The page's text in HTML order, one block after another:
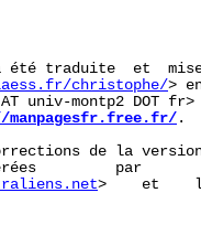
été traduite  et
christophe/>
univ-montp2 DOT
.
de la
par
>    et